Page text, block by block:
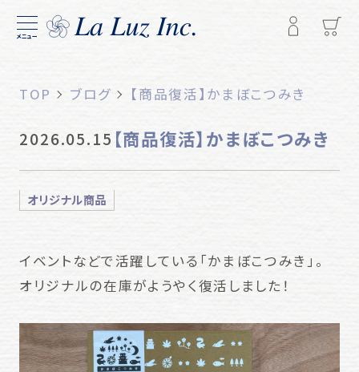
メニュー
TOP ブログ 【商品復活】かまぼこつみき
2026.05.15 【商品復活】かまぼこつみき
オリジナル商品
イベントなどで活躍している「かまぼこつみき」。
オリジナルの在庫がようやく復活しました！